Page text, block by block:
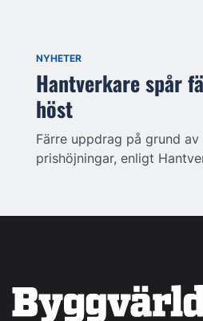
NYHETER
Hantverkare spår
höst
Färre uppdrag på grund
prishöjningar, enligt